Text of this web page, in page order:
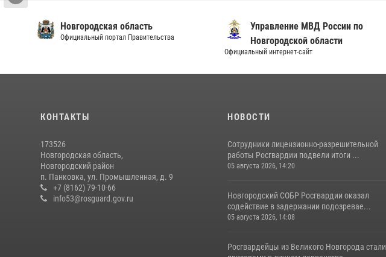
Новгородская область
Официальный портал Правительства
Управление МВД России по
Новгородской области
Официальный интернет-сайт
КОНТАКТЫ
173526
Новгородская область,
Новгородский район
п. Панковка, ул. Промышленная, д. 9
+7 (8162) 79-10-66
info53@rosguard.gov.ru
НОВОСТИ
Сотрудники лицензионно-разрешительной
работы Росгвардии подвели итоги ...
05 августа 2026, 14:20
Новгородский СОБР Росгвардии оказал
содействие в задержании подозревае...
05 августа 2026, 14:08
Росгвардейцы из Великого Новгорода стали